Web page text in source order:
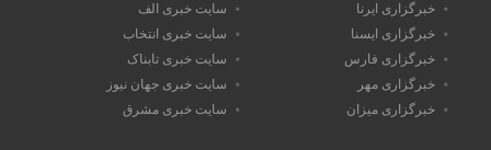
خبرگزاری ایرنا
خبرگزاری ایسنا
خبرگزاری فارس
خبرگزاری مهر
خبرگزاری میزان
سایت خبری الف
سایت خبری انتخاب
سایت خبری تابناک
سایت خبری جهان نیوز
سایت خبری مشرق